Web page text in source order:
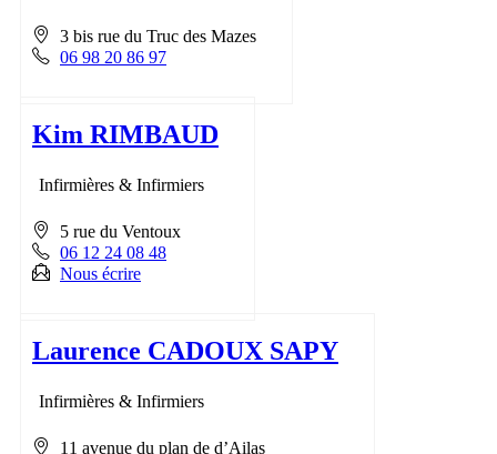
3 bis rue du Truc des Mazes
06 98 20 86 97
Kim RIMBAUD
Infirmières & Infirmiers
5 rue du Ventoux
06 12 24 08 48
Nous écrire
Laurence CADOUX SAPY
Infirmières & Infirmiers
11 avenue du plan de d’Ailas